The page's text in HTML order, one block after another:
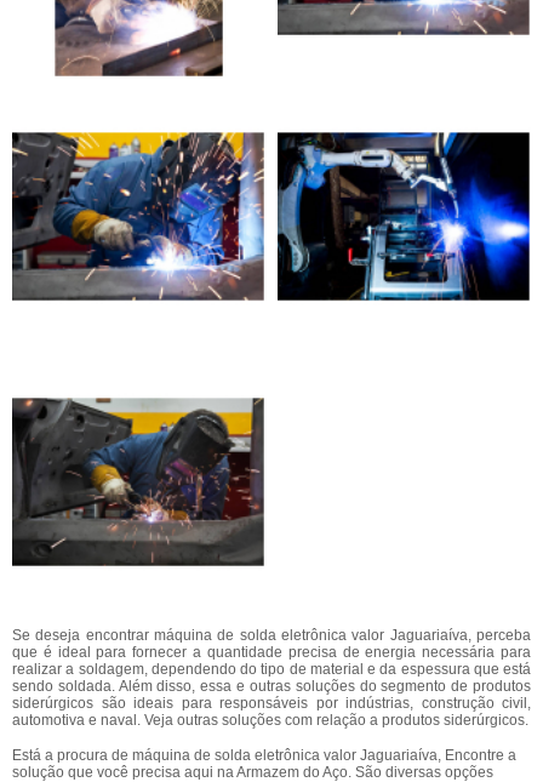
Se deseja encontrar máquina de solda eletrônica valor Jaguariaíva, perceba
que é ideal para fornecer a quantidade precisa de energia necessária para
realizar a soldagem, dependendo do tipo de material e da espessura que está
sendo soldada. Além disso, essa e outras soluções do segmento de produtos
siderúrgicos são ideais para responsáveis por indústrias, construção civil,
automotiva e naval. Veja outras soluções com relação a produtos siderúrgicos.
Está a procura de máquina de solda eletrônica valor Jaguariaíva, Encontre a
solução que você precisa aqui na Armazem do Aço. São diversas opções